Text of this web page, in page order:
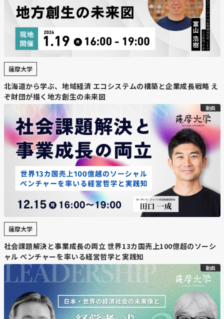
薩摩大学
北海道から学ぶ、地域経済 エコシステムの構築と企業成長戦略 え
ぞ財団が描く地方創生の未来図
動画
薩摩大学
社会課題解決と事業成長の両立 世界13カ国売上100億超のソーシ
ャル ベンチャーを率いる経営哲学と実践知
動画